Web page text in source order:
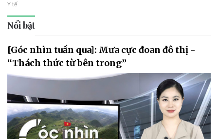
Y tế
Nổi bật
[Góc nhìn tuần qua]: Mưa cực đoan đô thị -
“Thách thức từ bên trong”